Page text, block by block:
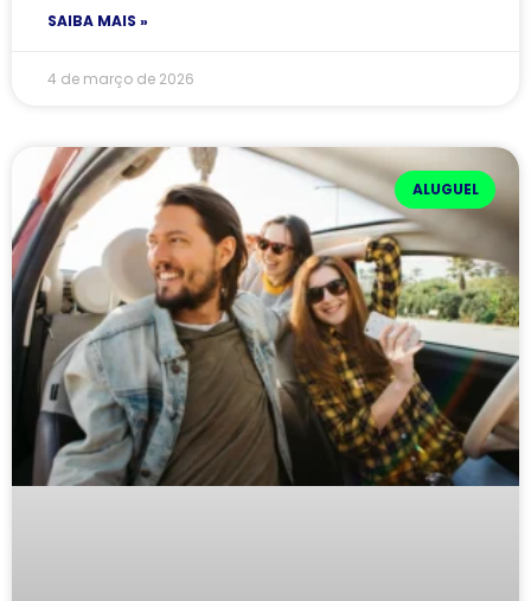
SAIBA MAIS »
4 de março de 2026
ALUGUEL